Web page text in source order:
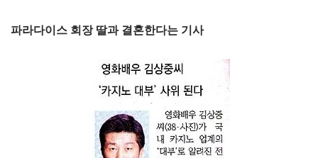
파라다이스 회장 딸과 결혼한다는 기사